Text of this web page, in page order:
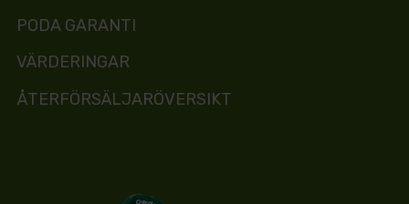
PODA GARANTI
VÄRDERINGAR
ÅTERFÖRSÄLJARÖVERSIKT